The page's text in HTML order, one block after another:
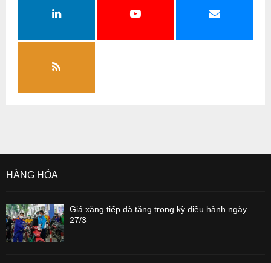
HÀNG HÓA
Giá xăng tiếp đà tăng trong kỳ điều hành ngày
27/3